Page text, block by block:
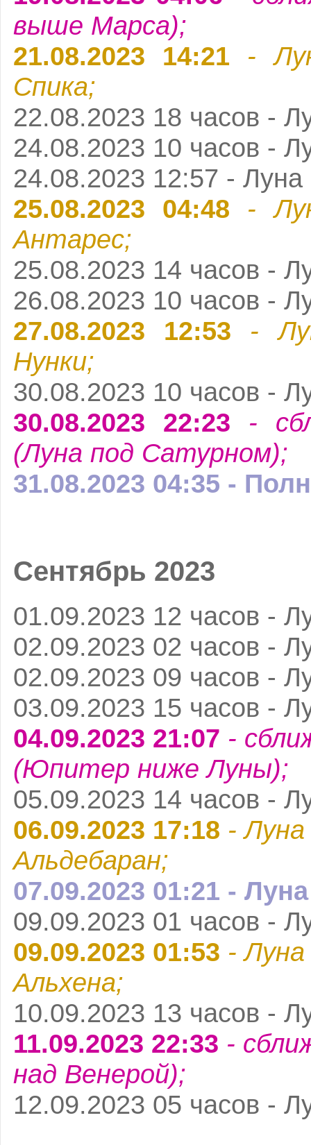
выше Марса);
21.08.2023 14:21 -
Спика;
22.08.2023 18 часов -
24.08.2023 10 часов -
24.08.2023 12:57 - Луна
25.08.2023 04:48 -
Антарес;
25.08.2023 14 часов -
26.08.2023 10 часов -
27.08.2023 12:53 -
Нунки;
30.08.2023 10 часов -
30.08.2023 22:23 -
(Луна под Сатурном);
31.08.2023 04:35 -
Сентябрь 2023
01.09.2023 12 часов -
02.09.2023 02 часов -
02.09.2023 09 часов -
03.09.2023 15 часов -
04.09.2023 21:07 -
(Юпитер ниже Луны);
05.09.2023 14 часов -
06.09.2023 17:18 -
Альдебаран;
07.09.2023 01:21 -
09.09.2023 01 часов -
09.09.2023 01:53 -
Альхена;
10.09.2023 13 часов -
11.09.2023 22:33 -
над Венерой);
12.09.2023 05 часов -